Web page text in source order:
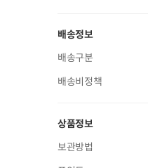
배송정보
배송구분
배송비정책
상품정보
보관방법